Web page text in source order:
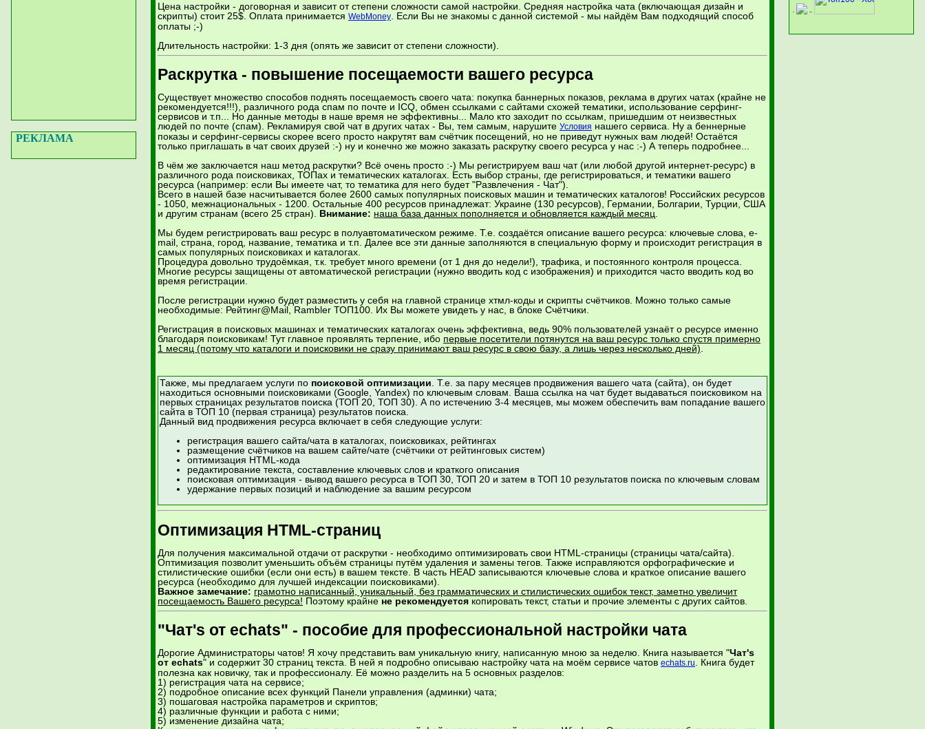
РЕКЛАМА
Цена настройки - договорная и зависит от степени сложности самой настройки. Средняя настройка чата (включающая дизайн и
скрипты) стоит 25$. Оплата принимается WebMoney. Если Вы не знакомы с данной системой - мы найдём Вам подходящий способ
оплаты ;-)
Длительность настройки: 1-3 дня (опять же зависит от степени сложности).
Раскрутка - повышение посещаемости вашего ресурса
Существует множество способов поднять посещаемость своего чата: покупка баннерных показов, реклама в других чатах (крайне не
рекомендуется!!!), различного рода спам по почте и ICQ, обмен ссылками с сайтами схожей тематики, использование серфинг-
сервисов и т.п... Но данные методы в наше время не эффективны... Мало кто заходит по ссылкам, пришедшим от неизвестных
людей по почте (спам). Рекламируя свой чат в других чатах - Вы, тем самым, нарушите Условия нашего сервиса. Ну а беннерные
показы и серфинг-сервисы скорее всего просто накрутят вам счётчик посещений, но не приведут нужных вам людей! Остаётся
только приглашать в чат своих друзей :-) ну и конечно же можно заказать раскрутку своего ресурса у нас :-) А теперь подробнее...
В чём же заключается наш метод раскрутки? Всё очень просто :-) Мы регистрируем ваш чат (или любой другой интернет-ресурс) в
различного рода поисковиках, ТОПах и тематических каталогах. Есть выбор страны, где регистрироваться, и тематики вашего
ресурса (например: если Вы имеете чат, то тематика для него будет "Развлечения - Чат").
Всего в нашей базе насчитывается более 2600 самых популярных поисковых машин и тематических каталогов! Российских ресурсов
- 1050, межнациональных - 1200. Остальные 400 ресурсов принадлежат: Украине (130 ресурсов), Германии, Болгарии, Турции, США
и другим странам (всего 25 стран). Внимание: наша база данных пополняется и обновляется каждый месяц.
Мы будем регистрировать ваш ресурс в полуавтоматическом режиме. Т.е. создаётся описание вашего ресурса: ключевые слова, e-
mail, страна, город, название, тематика и т.п. Далее все эти данные заполняются в специальную форму и происходит регистрация в
самых популярных поисковиках и каталогах.
Процедура довольно трудоёмкая, т.к. требует много времени (от 1 дня до недели!), трафика, и постоянного контроля процесса.
Многие ресурсы защищены от автоматической регистрации (нужно вводить код с изображения) и приходится часто вводить код во
время регистрации.
После регистрации нужно будет разместить у себя на главной странице хтмл-коды и скрипты счётчиков. Можно только самые
необходимые: Рейтинг@Mail, Rambler ТОП100. Их Вы можете увидеть у нас, в блоке Счётчики.
Регистрация в поисковых машинах и тематических каталогах очень эффективна, ведь 90% пользователей узнаёт о ресурсе именно
благодаря поисковикам! Тут главное проявлять терпение, ибо первые посетители потянутся на ваш ресурс только спустя примерно
1 месяц (потому что каталоги и поисковики не сразу принимают ваш ресурс в свою базу, а лишь через несколько дней).
Также, мы предлагаем услуги по поисковой оптимизации. Т.е. за пару месяцев продвижения вашего чата (сайта), он будет
находиться основными поисковиками (Google, Yandex) по ключевым словам. Ваша ссылка на чат будет выдаваться поисковиком на
первых страницах результатов поиска (ТОП 20, ТОП 30). А по истечению 3-4 месяцев, мы можем обеспечить вам попадание вашего
сайта в ТОП 10 (первая страница) результатов поиска.
Данный вид продвижения ресурса включает в себя следующие услуги:
регистрация вашего сайта/чата в каталогах, поисковиках, рейтингах
размещение счётчиков на вашем сайте/чате (счётчики от рейтинговых систем)
оптимизация HTML-кода
редактирование текста, составление ключевых слов и краткого описания
поисковая оптимизация - вывод вашего ресурса в ТОП 30, ТОП 20 и затем в ТОП 10 результатов поиска по ключевым словам
удержание первых позиций и наблюдение за вашим ресурсом
Оптимизация HTML-страниц
Для получения максимальной отдачи от раскрутки - необходимо оптимизировать свои HTML-страницы (страницы чата/сайта).
Оптимизация позволит уменьшить объём страницы путём удаления и замены тегов. Также исправляются орфографические и
стилистические ошибки (если они есть) в вашем тексте. В часть HEAD записываются ключевые слова и краткое описание вашего
ресурса (необходимо для лучшей индексации поисковиками).
Важное замечание: грамотно написанный, уникальный, без грамматических и стилистических ошибок текст, заметно увеличит
посещаемость Вашего ресурса! Поэтому крайне не рекомендуется копировать текст, статьи и прочие элементы с других сайтов.
"Чат's от echats" - пособие для профессиональной настройки чата
Дорогие Администраторы чатов! Я хочу представить вам уникальную книгу, написанную мною за неделю. Книга называется "Чат's
от echats" и содержит 30 страниц текста. В ней я подробно описываю настройку чата на моём сервисе чатов echats.ru
. Книга будет
полезна как новичку, так и профессионалу. Её можно разделить на 5 основных разделов:
1) регистрация чата на сервисе;
2) подробное описание всех функций Панели управления (админки) чата;
3) пошаговая настройка параметров и скриптов;
4) различные функции и работа с ними;
5) изменение дизайна чата;
- - -